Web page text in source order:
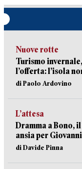
Nuove rotte
Turismo
l’offerta: l’isola
di Paolo Ardovino
L’attesa
Dramma a Bono,
ansia per
di Davide Pinna